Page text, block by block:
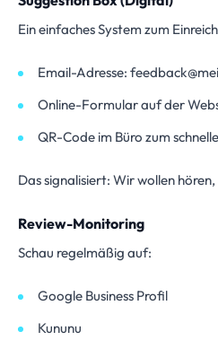
Ein einfaches System zum
Email-Adresse:
Online-Formular auf der
QR-Code im Büro zum
Das signalisiert: Wir wollen
Review-Monitoring
Schau regelmäßig auf:
Google Business Profil
Kununu